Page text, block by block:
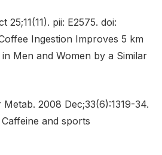
25;11(11). pii: E2575. doi:
Ingestion Improves 5 km
Men and Women by a Similar
2008 Dec;33(6):1319-34.
Caffeine and sports